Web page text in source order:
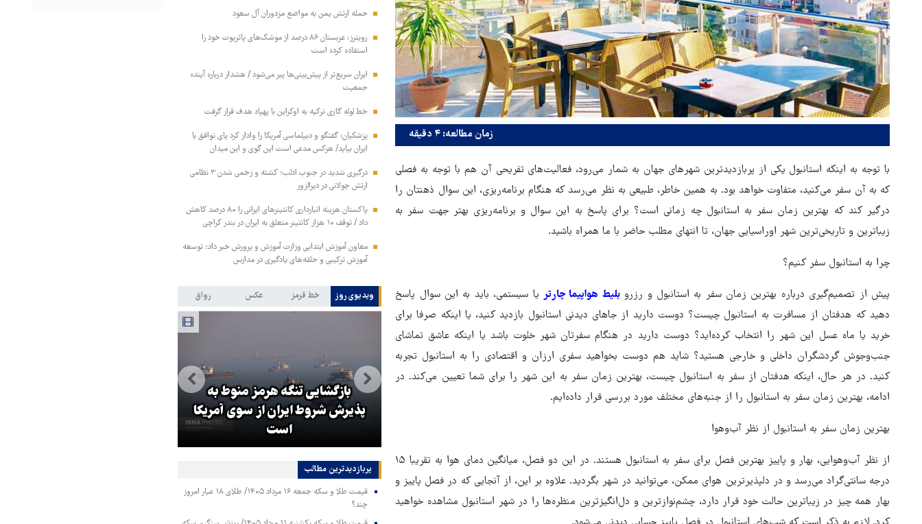
زمان مطالعه: ۴ دقیقه
با توجه به اینکه استانبول یکی از پربازدیدترین شهرهای جهان به شمار می‌رود، فعالیت‌های تفریحی آن هم با توجه به فصلی
که به آن سفر می‌کنید، متفاوت خواهد بود. به همین خاطر، طبیعی به نظر می‌رسد که هنگام برنامه‌ریزی، این سوال ذهنتان را
درگیر کند که بهترین زمان سفر به استانبول چه زمانی است؟ برای پاسخ به این سوال و برنامه‌ریزی بهتر جهت سفر به
زیباترین و تاریخی‌ترین شهر اوراسیایی جهان، تا انتهای مطلب حاضر با ما همراه باشید.
چرا به استانبول سفر کنیم؟
پیش از تصمیم‌گیری درباره بهترین زمان سفر به استانبول و رزروبلیط هواپیما چارتر یا سیستمی، باید به این سوال پاسخ
دهید که هدفتان از مسافرت به استانبول چیست؟ دوست دارید از جاهای دیدنی استانبول بازدید کنید، یا اینکه صرفا برای
خرید یا ماه عسل این شهر را انتخاب کرده‌اید؟ دوست دارید در هنگام سفرتان شهر خلوت باشد یا اینکه عاشق تماشای
جنب‌وجوش گردشگران داخلی و خارجی هستید؟ شاید هم دوست بخواهید سفری ارزان و اقتصادی را به استانبول تجربه
کنید. در هر حال، اینکه هدفتان از سفر به استانبول چیست، بهترین زمان سفر به این شهر را برای شما تعیین می‌کند. در
ادامه، بهترین زمان سفر به استانبول را از جنبه‌های مختلف مورد بررسی قرار داده‌ایم.
بهترین زمان سفر به استانبول از نظر آب‌وهوا
از نظر آب‌وهوایی، بهار و پاییز بهترین فصل برای سفر به استانبول هستند. در این دو فصل، میانگین دمای هوا به تقریبا ۱۵
درجه سانتی‌گراد می‌رسد و در دلپذیرترین هوای ممکن، می‌توانید در شهر بگردید. علاوه بر این، از آنجایی که در فصل پاییز و
بهار همه چیز در زیباترین حالت خود قرار دارد، چشم‌نوازترین و دل‌انگیزترین منظره‌ها را در شهر استانبول مشاهده خواهید
حمله ارتش یمن به مواضع مزدوران آل سعود
رویترز: عربستان ۸۶ درصد از موشک‌های پاتریوت خود را
استفاده کرده است
ایران سریع‌تر از پیش‌بینی‌ها پیر می‌شود / هشدار درباره آینده
جمعیت
خط لوله گازی ترکیه به اوکراین با پهپاد هدف قرار گرفت
پزشکیان: گفتگو و دیپلماسی آمریکا را وادار کرد پای توافق با
ایران بیاید/ هرکس مدعی است این گوی و این میدان
درگیری شدید در جنوب ادلب؛ کشته و زخمی شدن ۳ نظامی
ارتش جولانی در دیرالزور
پاکستان هزینه انبارداری کانتینرهای ایرانی را ۸۰ درصد کاهش
داد / توقف ۱۰ هزار کانتینر متعلق به ایران در بندر کراچی
معاون آموزش ابتدایی وزارت آموزش و پرورش خبر داد؛ توسعه
آموزش ترکیبی و حلقه‌های یادگیری در مدارس
ویدیوی روز خط قرمز عکس رواق
تنگه هرمز منوط به
است
مجبور به همراهی کرد
بازدید استاندار خراسان رضوی از
بازگشایی تنگه هرمز منوط به
پذیرش شروط ایران از سوی آمریکا
است
پربازدیدترین‌ مطالب
قیمت طلا و سکه جمعه ۱۶ مرداد ۱۴۰۵/ طلای ۱۸ عیار امروز
چند؟